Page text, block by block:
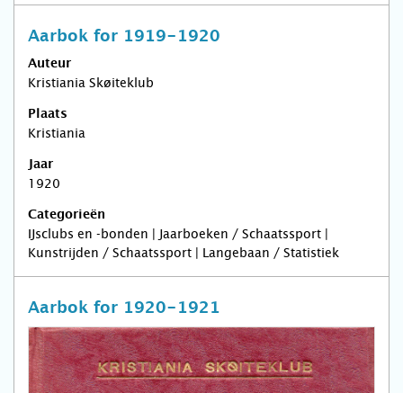
Aarbok for 1919-1920
Auteur
Kristiania Skøiteklub
Plaats
Kristiania
Jaar
1920
Categorieën
IJsclubs en -bonden | Jaarboeken / Schaatssport |
Kunstrijden / Schaatssport | Langebaan / Statistiek
Aarbok for 1920-1921